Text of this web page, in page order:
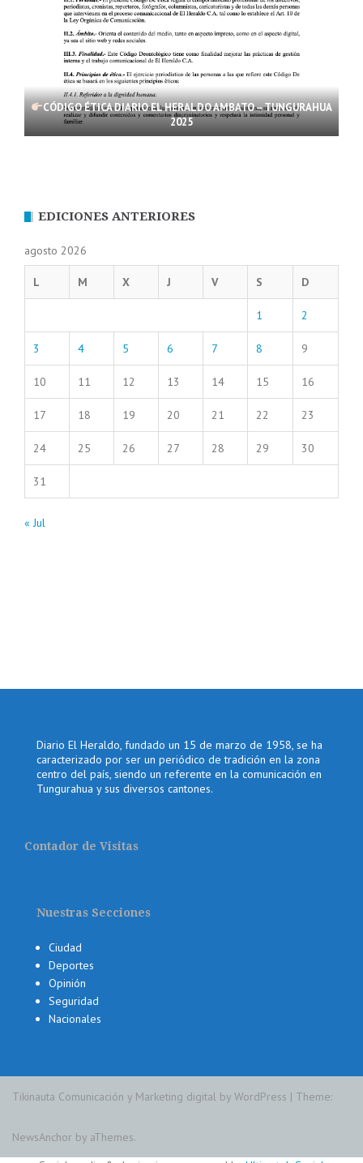
CÓDIGO ÉTICA DIARIO EL HERALDO AMBATO – TUNGURAHUA
2025
EDICIONES ANTERIORES
agosto 2026
L M X J V S D
1 2
3 4 5 6 7 8 9
10 11 12 13 14 15 16
17 18 19 20 21 22 23
24 25 26 27 28 29 30
31
« Jul
Diario El Heraldo, fundado un 15 de marzo de 1958, se ha
caracterizado por ser un periódico de tradición en la zona
centro del país, siendo un referente en la comunicación en
Tungurahua y sus diversos cantones.
Contador de Visitas
Nuestras Secciones
Ciudad
Deportes
Opinión
Seguridad
Nacionales
Tikinauta Comunicación y Marketing digital by WordPress | Theme:
NewsAnchor by aThemes.